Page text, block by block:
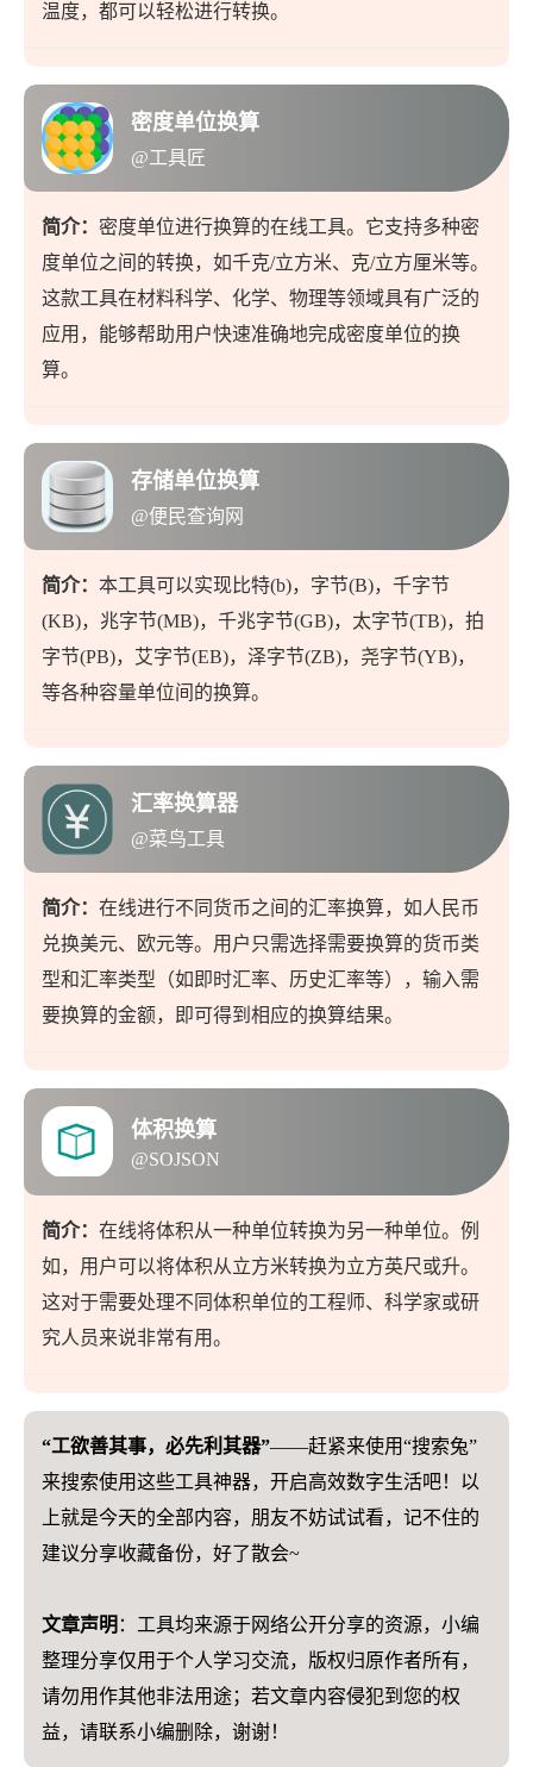
温度，都可以轻松进行转换。
密度单位换算
@工具匠
简介： 密度单位进行换算的在线工具。它支持多种密
度单位之间的转换，如千克/立方米、克/立方厘米等。
这款工具在材料科学、化学、物理等领域具有广泛的
应用，能够帮助用户快速准确地完成密度单位的换
算。
存储单位换算
@便民查询网
简介： 本工具可以实现比特(b)，字节(B)，千字节
(KB)，兆字节(MB)，千兆字节(GB)，太字节(TB)，拍
字节(PB)，艾字节(EB)，泽字节(ZB)，尧字节(YB)，
等各种容量单位间的换算。
汇率换算器
@菜鸟工具
简介： 在线进行不同货币之间的汇率换算，如人民币
兑换美元、欧元等。用户只需选择需要换算的货币类
型和汇率类型（如即时汇率、历史汇率等），输入需
要换算的金额，即可得到相应的换算结果。
体积换算
@SOJSON
简介： 在线将体积从一种单位转换为另一种单位。例
如，用户可以将体积从立方米转换为立方英尺或升。
这对于需要处理不同体积单位的工程师、科学家或研
究人员来说非常有用。
“工欲善其事，必先利其器”——赶紧来使用“搜索兔”
来搜索使用这些工具神器，开启高效数字生活吧！以
上就是今天的全部内容，朋友不妨试试看，记不住的
建议分享收藏备份，好了散会~
文章声明 ：工具均来源于网络公开分享的资源，小编
整理分享仅用于个人学习交流，版权归原作者所有，
请勿用作其他非法用途；若文章内容侵犯到您的权
益，请联系小编删除，谢谢！